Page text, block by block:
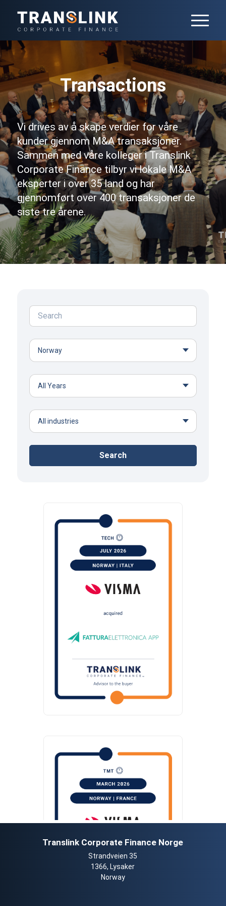
Transactions
Vi drives av å skape verdier for våre
kunder gjennom M&A transaksjoner.
Sammen med våre kolleger i Translink
Corporate Finance tilbyr vi lokale M&A
eksperter i over 35 land og har
gjennomført over 400 transaksjoner de
siste tre årene.
Translink Corporate Finance Norge
Strandveien 35
1366, Lysaker
Norway